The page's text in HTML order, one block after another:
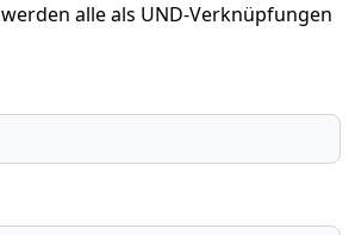
alle als UND-Verknüpfungen